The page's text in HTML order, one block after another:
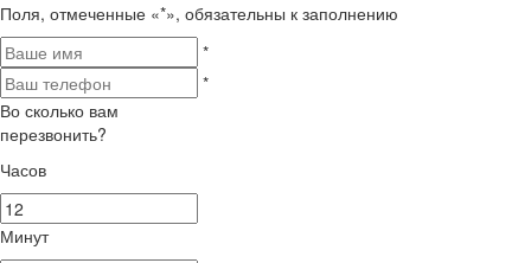
Поля, отмеченные «*», обязательны к заполнению
*
*
Во сколько вам
перезвонить?
Часов
Минут